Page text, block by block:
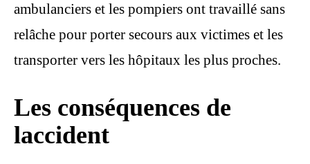
ambulanciers et les pompiers ont travaillé sans
relâche pour porter secours aux victimes et les
transporter vers les hôpitaux les plus proches.
Les conséquences de
laccident